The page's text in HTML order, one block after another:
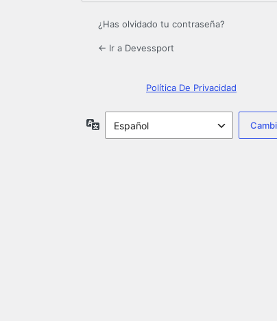
¿Has olvidado tu contraseña?
← Ir a Devessport
Política De Privacidad
Idioma